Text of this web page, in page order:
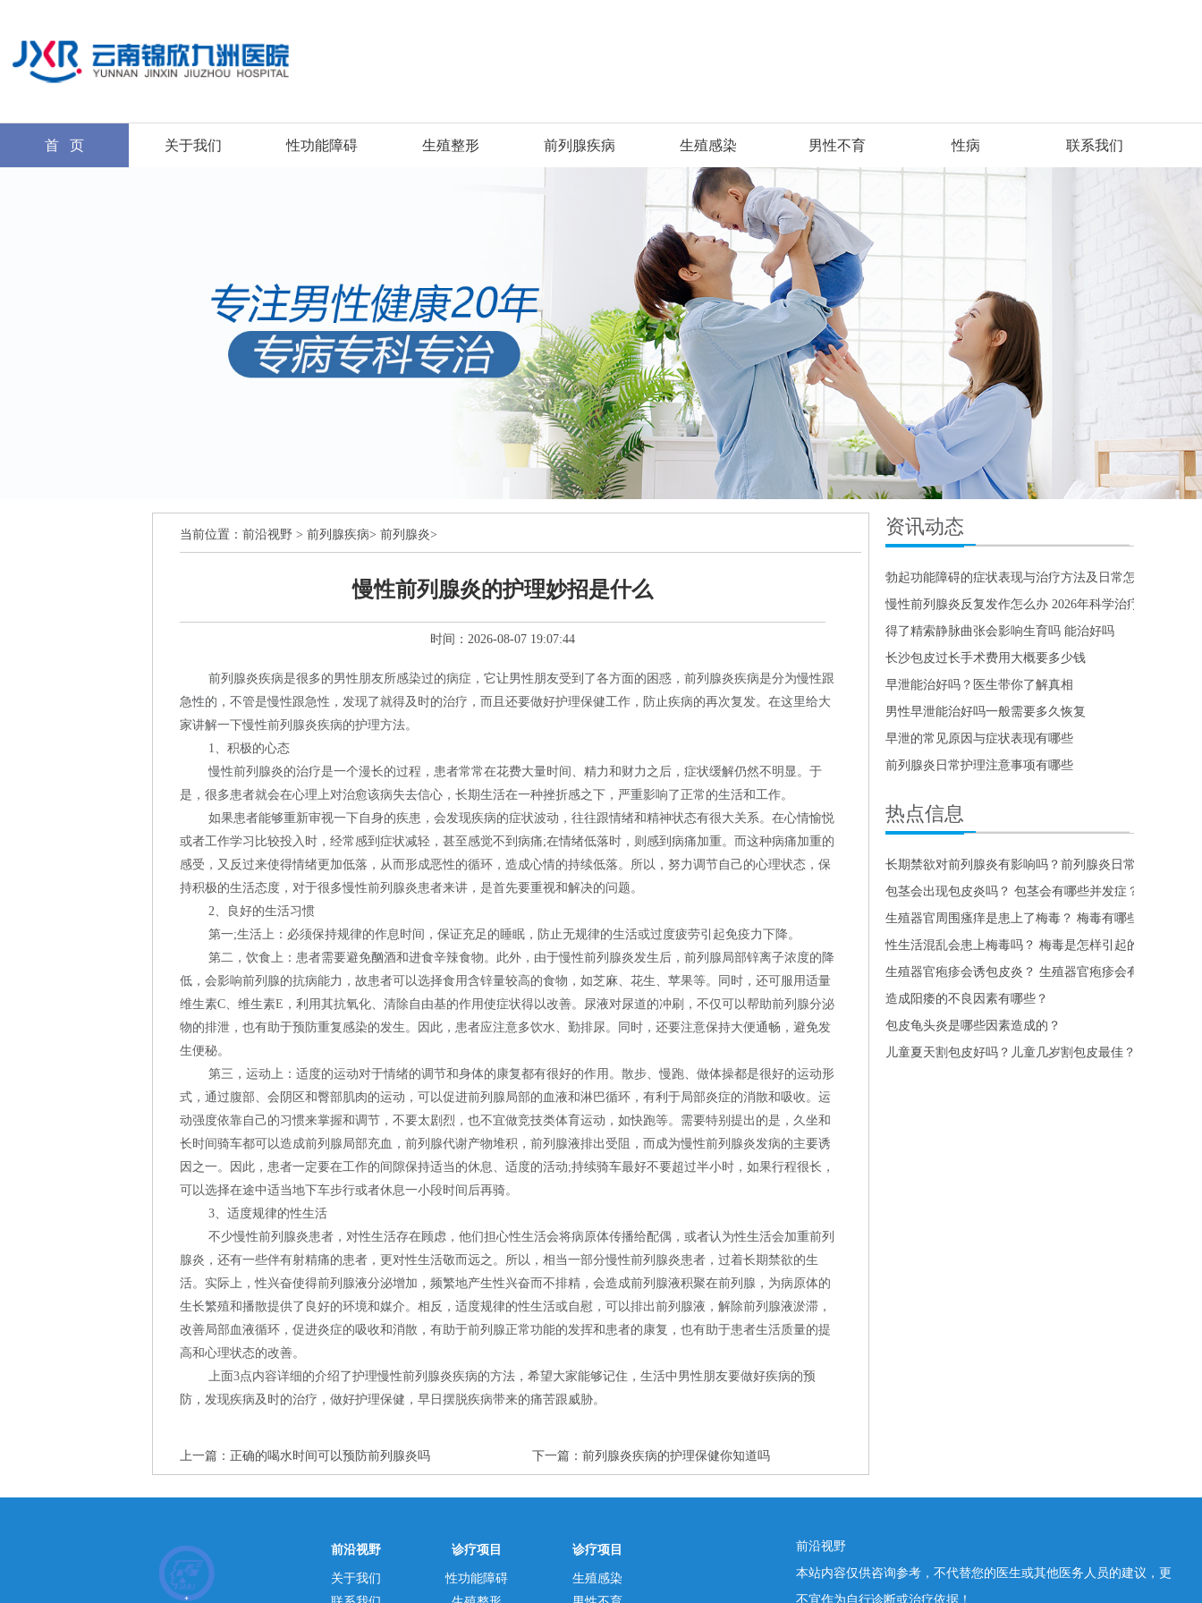
首 页 关于我们 性功能障碍 生殖整形 前列腺疾病 生殖感染 男性不育 性病 联系我们
当前位置： 前沿视野 > 前列腺疾病> 前列腺炎>
慢性前列腺炎的护理妙招是什么
时间：2026-08-07 19:07:44
前列腺炎疾病是很多的男性朋友所感染过的病症，它让男性朋友受到了各方面的困惑，前列腺炎疾病是分为慢性跟
急性的，不管是慢性跟急性，发现了就得及时的治疗，而且还要做好护理保健工作，防止疾病的再次复发。在这里给大
家讲解一下慢性前列腺炎疾病的护理方法。
1、积极的心态
慢性前列腺炎的治疗是一个漫长的过程，患者常常在花费大量时间、精力和财力之后，症状缓解仍然不明显。于
是，很多患者就会在心理上对治愈该病失去信心，长期生活在一种挫折感之下，严重影响了正常的生活和工作。
如果患者能够重新审视一下自身的疾患，会发现疾病的症状波动，往往跟情绪和精神状态有很大关系。在心情愉悦
或者工作学习比较投入时，经常感到症状减轻，甚至感觉不到病痛;在情绪低落时，则感到病痛加重。而这种病痛加重的
感受，又反过来使得情绪更加低落，从而形成恶性的循环，造成心情的持续低落。所以，努力调节自己的心理状态，保
持积极的生活态度，对于很多慢性前列腺炎患者来讲，是首先要重视和解决的问题。
2、良好的生活习惯
第一;生活上：必须保持规律的作息时间，保证充足的睡眠，防止无规律的生活或过度疲劳引起免疫力下降。
第二，饮食上：患者需要避免酗酒和进食辛辣食物。此外，由于慢性前列腺炎发生后，前列腺局部锌离子浓度的降
低，会影响前列腺的抗病能力，故患者可以选择食用含锌量较高的食物，如芝麻、花生、苹果等。同时，还可服用适量
维生素C、维生素E，利用其抗氧化、清除自由基的作用使症状得以改善。尿液对尿道的冲刷，不仅可以帮助前列腺分泌
物的排泄，也有助于预防重复感染的发生。因此，患者应注意多饮水、勤排尿。同时，还要注意保持大便通畅，避免发
生便秘。
第三，运动上：适度的运动对于情绪的调节和身体的康复都有很好的作用。散步、慢跑、做体操都是很好的运动形
式，通过腹部、会阴区和臀部肌肉的运动，可以促进前列腺局部的血液和淋巴循环，有利于局部炎症的消散和吸收。运
动强度依靠自己的习惯来掌握和调节，不要太剧烈，也不宜做竞技类体育运动，如快跑等。需要特别提出的是，久坐和
长时间骑车都可以造成前列腺局部充血，前列腺代谢产物堆积，前列腺液排出受阻，而成为慢性前列腺炎发病的主要诱
因之一。因此，患者一定要在工作的间隙保持适当的休息、适度的活动;持续骑车最好不要超过半小时，如果行程很长，
可以选择在途中适当地下车步行或者休息一小段时间后再骑。
3、适度规律的性生活
不少慢性前列腺炎患者，对性生活存在顾虑，他们担心性生活会将病原体传播给配偶，或者认为性生活会加重前列
腺炎，还有一些伴有射精痛的患者，更对性生活敬而远之。所以，相当一部分慢性前列腺炎患者，过着长期禁欲的生
活。实际上，性兴奋使得前列腺液分泌增加，频繁地产生性兴奋而不排精，会造成前列腺液积聚在前列腺，为病原体的
生长繁殖和播散提供了良好的环境和媒介。相反，适度规律的性生活或自慰，可以排出前列腺液，解除前列腺液淤滞，
改善局部血液循环，促进炎症的吸收和消散，有助于前列腺正常功能的发挥和患者的康复，也有助于患者生活质量的提
高和心理状态的改善。
上面3点内容详细的介绍了护理慢性前列腺炎疾病的方法，希望大家能够记住，生活中男性朋友要做好疾病的预
防，发现疾病及时的治疗，做好护理保健，早日摆脱疾病带来的痛苦跟威胁。
上一篇： 正确的喝水时间可以预防前列腺炎吗 下一篇： 前列腺炎疾病的护理保健你知道吗
资讯动态
勃起功能障碍的症状表现与治疗方法及日常怎么恢复
慢性前列腺炎反复发作怎么办 2026年科学治疗与日常护
得了精索静脉曲张会影响生育吗 能治好吗
长沙包皮过长手术费用大概要多少钱
早泄能治好吗？医生带你了解真相
男性早泄能治好吗一般需要多久恢复
早泄的常见原因与症状表现有哪些
前列腺炎日常护理注意事项有哪些
热点信息
长期禁欲对前列腺炎有影响吗？前列腺炎日常怎么护理？
包茎会出现包皮炎吗？ 包茎会有哪些并发症？
生殖器官周围瘙痒是患上了梅毒？ 梅毒有哪些症状？
性生活混乱会患上梅毒吗？ 梅毒是怎样引起的？
生殖器官疱疹会诱包皮炎？ 生殖器官疱疹会有哪些症状？
造成阳痿的不良因素有哪些？
包皮龟头炎是哪些因素造成的？
儿童夏天割包皮好吗？儿童几岁割包皮最佳？
前沿视野
关于我们
诊疗项目
性功能障碍
诊疗项目
生殖感染
前沿视野
本站内容仅供咨询参考，不代替您的医生或其他医务人员的建议，更
不宜作为自行诊断或治疗依据！